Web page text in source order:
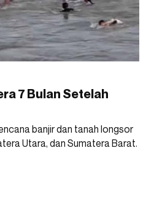
7 Bulan Setelah
banjir dan tanah longsor
Utara, dan Sumatera Barat.